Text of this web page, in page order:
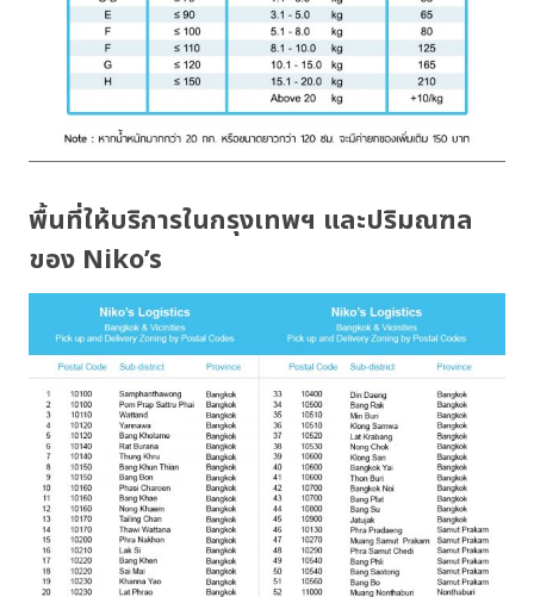
พื้นที่ให้บริการในกรุงเทพฯ และปริมณฑล
ของ Niko’s